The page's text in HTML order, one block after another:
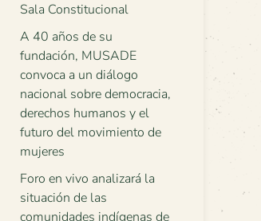
Sala Constitucional
A 40 años de su
fundación, MUSADE
convoca a un diálogo
nacional sobre democracia,
derechos humanos y el
futuro del movimiento de
mujeres
Foro en vivo analizará la
situación de las
comunidades indígenas de